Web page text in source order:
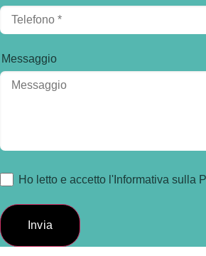
Messaggio
Ho letto e accetto l'Informativa sulla
Invia